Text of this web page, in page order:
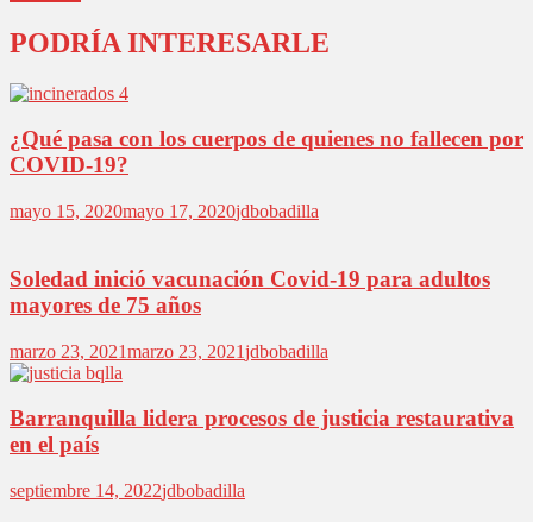
PODRÍA INTERESARLE
¿Qué pasa con los cuerpos de quienes no fallecen por
COVID-19?
mayo 15, 2020mayo 17, 2020jdbobadilla
Soledad inició vacunación Covid-19 para adultos
mayores de 75 años
marzo 23, 2021marzo 23, 2021jdbobadilla
Barranquilla lidera procesos de justicia restaurativa
en el país
septiembre 14, 2022jdbobadilla